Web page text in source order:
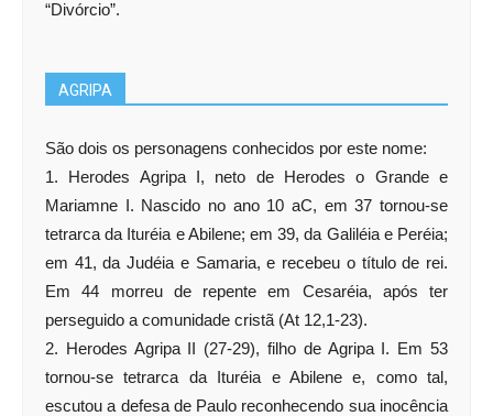
“Divórcio”.
AGRIPA
São dois os personagens conhecidos por este nome:
1. Herodes Agripa I, neto de Herodes o Grande e
Mariamne I. Nascido no ano 10 aC, em 37 tornou-se
tetrarca da Ituréia e Abilene; em 39, da Galiléia e Peréia;
em 41, da Judéia e Samaria, e recebeu o título de rei.
Em 44 morreu de repente em Cesaréia, após ter
perseguido a comunidade cristã (At 12,1-23).
2. Herodes Agripa II (27-29), filho de Agripa I. Em 53
tornou-se tetrarca da Ituréia e Abilene e, como tal,
escutou a defesa de Paulo reconhecendo sua inocência